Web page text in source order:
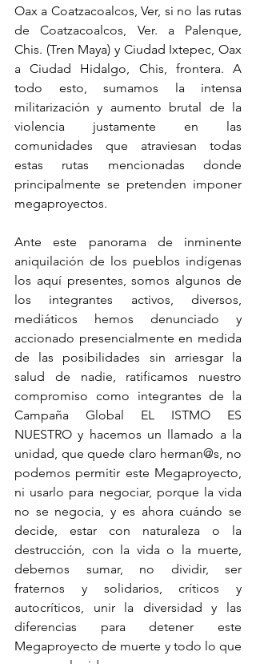
Oax a Coatzacoalcos, Ver, si no las rutas
de Coatzacoalcos, Ver. a Palenque,
Chis. (Tren Maya) y Ciudad Ixtepec, Oax
a Ciudad Hidalgo, Chis, frontera. A
todo esto, sumamos la intensa
militarización y aumento brutal de la
violencia justamente en las
comunidades que atraviesan todas
estas rutas mencionadas donde
principalmente se pretenden imponer
megaproyectos.
Ante este panorama de inminente
aniquilación de los pueblos indígenas
los aquí presentes, somos algunos de
los integrantes activos, diversos,
mediáticos hemos denunciado y
accionado presencialmente en medida
de las posibilidades sin arriesgar la
salud de nadie, ratificamos nuestro
compromiso como integrantes de la
Campaña Global EL ISTMO ES
NUESTRO y hacemos un llamado a la
unidad, que quede claro herman@s, no
podemos permitir este Megaproyecto,
ni usarlo para negociar, porque la vida
no se negocia, y es ahora cuándo se
decide, estar con naturaleza o la
destrucción, con la vida o la muerte,
debemos sumar, no dividir, ser
fraternos y solidarios, críticos y
autocríticos, unir la diversidad y las
diferencias para detener este
Megaproyecto de muerte y todo lo que